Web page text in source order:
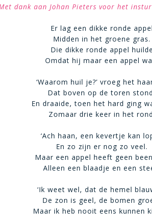
dank aan Johan Pieters voor het
Er lag een dikke ronde appel
Midden in het groene gras.
Die dikke ronde appel huilde
Omdat hij maar een appel
‘Waarom huil je?’ vroeg het
Dat boven op de toren
En draaide, toen het hard ging
Zomaar drie keer in het
‘Ach haan, een kevertje kan
En zo zijn er nog zo veel.
Maar een appel heeft geen
Alleen een blaadje en een
‘Ik weet wel, dat de hemel
De zon is geel, de bomen
Maar ik heb nooit eens kunnen